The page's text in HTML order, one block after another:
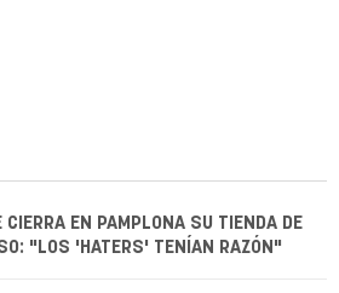
CIERRA EN PAMPLONA SU TIENDA DE
"LOS 'HATERS' TENÍAN RAZÓN"